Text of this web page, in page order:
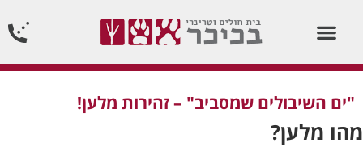
"ים השיבולים שמסביב" – זהירות מלען!
מהו מלען?